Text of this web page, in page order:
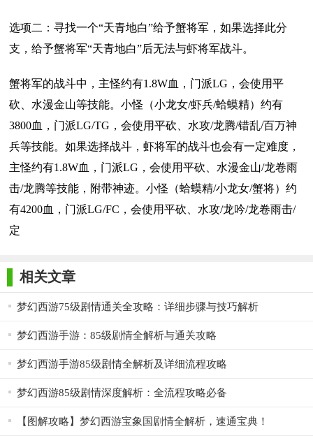
选项二：寻找一个“天青地白”给予蟹将军，如果选择此分
支，给予蟹将军“天青地白”后无法与虾将军战斗。
蟹将军的战斗中，主怪约有1.8W血，门派LG，会使用平
砍、水漫金山等技能。小怪（小龙女/虾兵/蛤蟆精）约有
3800血，门派LG/TG，会使用平砍、水攻/龙腾/错乱/百万神
兵等技能。如果选择战斗，虾将军的战斗也会有一定难度，
主怪约有1.8W血，门派LG，会使用平砍、水漫金山/龙卷雨
击/龙腾等技能，附带神迹。小怪（蛤蟆精/小龙女/蟹将）约
有4200血，门派LG/FC，会使用平砍、水攻/龙吟/龙卷雨击/
定
相关文章
梦幻西游75级剧情通关全攻略：详细步骤与技巧解析
梦幻西游手游：85级剧情全解析与通关攻略
梦幻西游手游85级剧情全解析及详细流程攻略
梦幻西游85级剧情深度解析：全流程攻略必备
【图解攻略】梦幻西游宝象国剧情全解析，速通宝典！